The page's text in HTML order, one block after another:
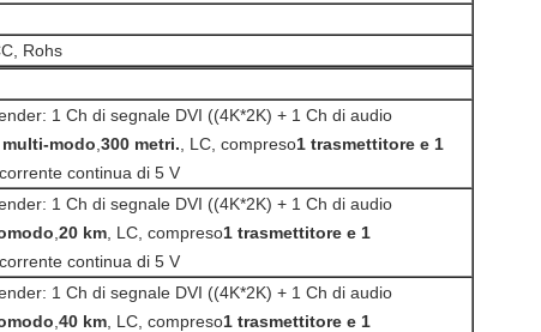
Rohs
1 Ch di segnale DVI ((4K*2K) + 1 Ch di audio
modo 300 metri. , LC, compreso1 trasmettitore e 1
continua di 5 V
1 Ch di segnale DVI ((4K*2K) + 1 Ch di audio
20 km , LC, compreso1 trasmettitore e 1
continua di 5 V
1 Ch di segnale DVI ((4K*2K) + 1 Ch di audio
40 km , LC, compreso1 trasmettitore e 1